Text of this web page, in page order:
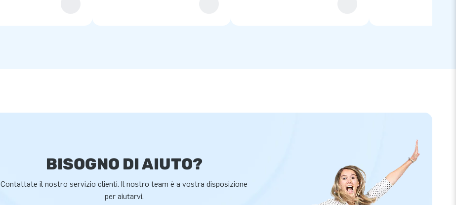
BISOGNO DI AIUTO?
Contattate il nostro servizio clienti. Il nostro team è a vostra disposizione
per aiutarvi.